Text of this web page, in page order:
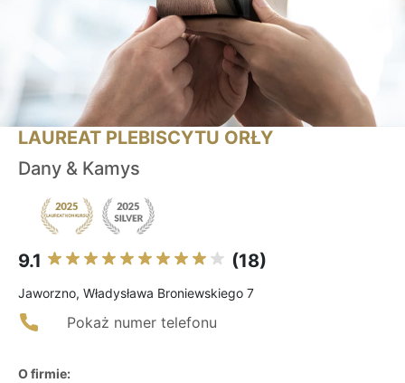
LAUREAT PLEBISCYTU ORŁY
Dany & Kamys
9.1 (18)
Jaworzno, Władysława Broniewskiego 7
Pokaż numer telefonu
O firmie: